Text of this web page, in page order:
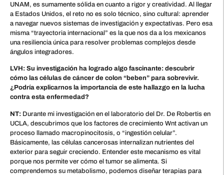
UNAM, es sumamente sólida en cuanto a rigor y creatividad. Al llegar
a Estados Unidos, el reto no es solo técnico, sino cultural: aprender
a navegar nuevos sistemas de investigación y expectativas. Pero esa
misma “trayectoria internacional” es la que nos da a los mexicanos
una resiliencia única para resolver problemas complejos desde
ángulos integradores.
LVH: Su investigación ha logrado algo fascinante: descubrir
cómo las células de cáncer de colon “beben” para sobrevivir.
¿Podría explicarnos la importancia de este hallazgo en la lucha
contra esta enfermedad?
NT: Durante mi investigación en el laboratorio del Dr. De Robertis en
UCLA, descubrimos que los factores de crecimiento Wnt activan un
proceso llamado macropinocitosis, o “ingestión celular”.
Básicamente, las células cancerosas internalizan nutrientes del
exterior para seguir creciendo. Entender este mecanismo es vital
porque nos permite ver cómo el tumor se alimenta. Si
comprendemos su metabolismo, podemos diseñar terapias para